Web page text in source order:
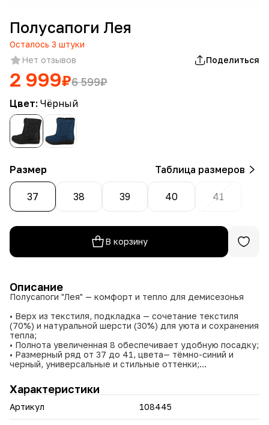
Полусапоги Лея
Осталось 3 штуки
Нет отзывов
Поделиться
2 999₽6 599₽
Цвет: Чёрный
Размер Таблица размеров
37 38 39 40 41
В корзину
Описание
Полусапоги "Лея" — комфорт и тепло для демисезонья
• Верх из текстиля, подкладка — сочетание текстиля
(70%) и натуральной шерсти (30%) для уюта и сохранения
тепла;
• Полнота увеличенная 8 обеспечивает удобную посадку;
• Размерный ряд от 37 до 41, цвета— тёмно-синий и
черный , универсальные и стильные оттенки;
долговечности.
Эти полусапоги станут отличным выбором для тех, кто
ценит комфорт и стиль в демисезонной обуви.
Характеристики
Артикул 108445